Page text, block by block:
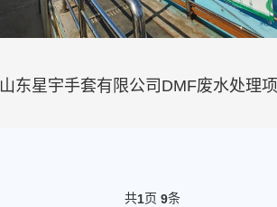
山东星宇手套有限公司DMF废水处理项
共1页 9条